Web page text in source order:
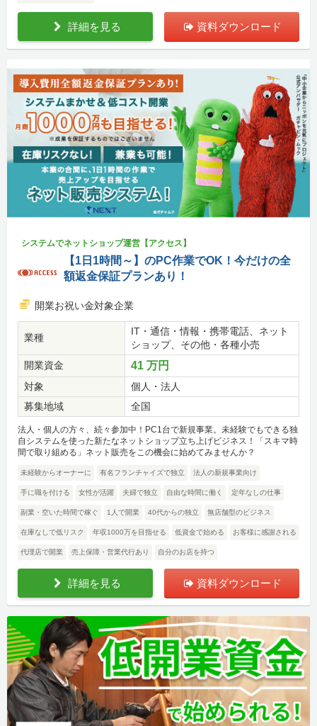
詳細を見る 資料ダウンロード
システムでネットショップ運営【アクセス】
【1日1時間～】のPC作業でOK！今だけの全
額返金保証プランあり！
開業お祝い金対象企業
業種
IT・通信・情報・携帯電話、ネット
ショップ、その他・各種小売
開業資金
41 万円
対象
個人・法人
募集地域
全国
法人・個人の方々、続々参加中！PC1台で新規事業。未経験でもできる独
自システムを使った新たなネットショップ立ち上げビジネス！「スキマ時
間で取り組める」ネット販売をこの機会に始めてみませんか？
未経験からオーナーに 有名フランチャイズで独立 法人の新規事業向け
手に職を付ける 女性が活躍 夫婦で独立 自由な時間に働く 定年なしの仕事
副業・空いた時間で稼ぐ 1人で開業 40代からの独立 無店舗型のビジネス
在庫なしで低リスク 年収1000万を目指せる 低資金で始める お客様に感謝される
代理店で開業 売上保障・営業代行あり 自分のお店を持つ
詳細を見る 資料ダウンロード